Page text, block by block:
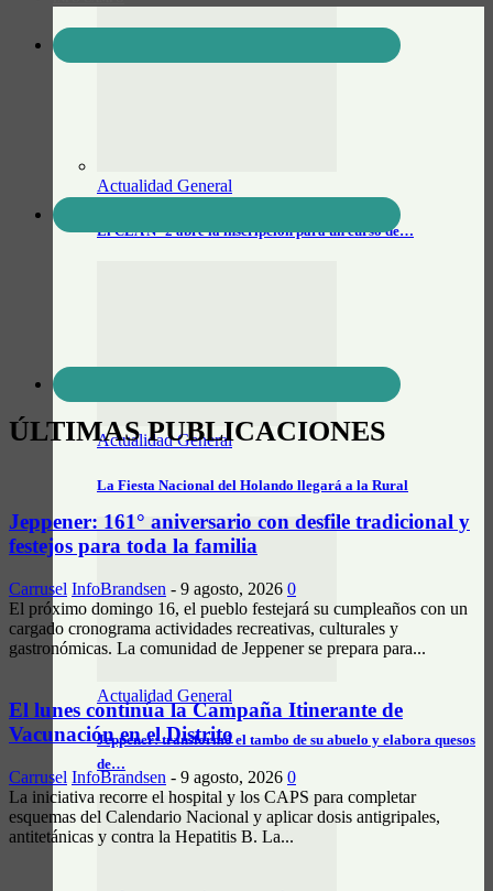
Actualidad General
El CEA N° 2 abre la inscripción para un curso de…
Actualidad General
La Fiesta Nacional del Holando llegará a la Rural
Actualidad General
Jeppener: transformó el tambo de su abuelo y elabora quesos
de…
ÚLTIMAS PUBLICACIONES
Jeppener: 161° aniversario con desfile tradicional y
festejos para toda la familia
Carrusel InfoBrandsen - 9 agosto, 2026 0
El próximo domingo 16, el pueblo festejará su cumpleaños con un
cargado cronograma actividades recreativas, culturales y
gastronómicas. La comunidad de Jeppener se prepara para...
El lunes continúa la Campaña Itinerante de
Vacunación en el Distrito
Carrusel InfoBrandsen - 9 agosto, 2026 0
La iniciativa recorre el hospital y los CAPS para completar
esquemas del Calendario Nacional y aplicar dosis antigripales,
antitetánicas y contra la Hepatitis B. La...